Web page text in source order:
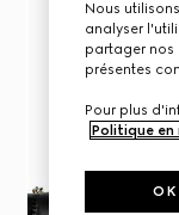
Nous
analyser
partager nos
présentes
Pour plus
Politique en
OK